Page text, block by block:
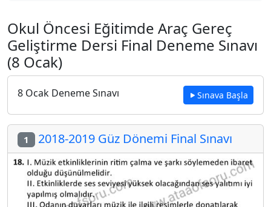
Okul Öncesi Eğitimde Araç Gereç
Geliştirme Dersi Final Deneme Sınavı
(8 Ocak)
8 Ocak Deneme Sınavı Sınava Başla
1 2018-2019 Güz Dönemi Final Sınavı